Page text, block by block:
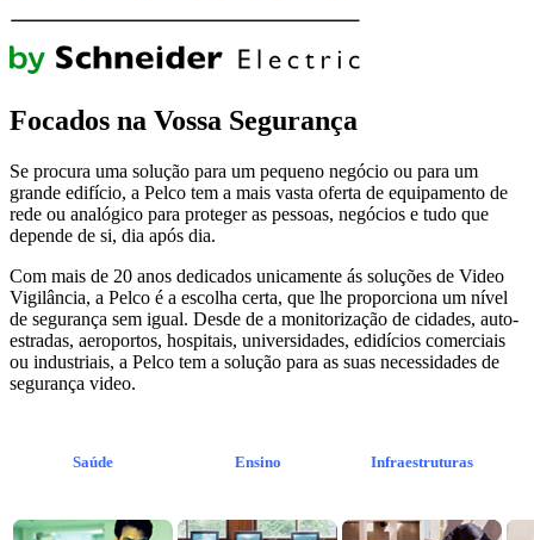
Focados na Vossa Segurança
Se procura uma solução para um pequeno negócio ou para um
grande edifício, a Pelco tem a mais vasta oferta de equipamento de
rede ou analógico para proteger as pessoas, negócios e tudo que
depende de si, dia após dia.
Com mais de 20 anos dedicados unicamente ás soluções de Video
Vigilância, a Pelco é a escolha certa, que lhe proporciona um nível
de segurança sem igual. Desde de a monitorização de cidades, auto-
estradas, aeroportos, hospitais, universidades, edidícios comerciais
ou industriais, a Pelco tem a solução para as suas necessidades de
segurança video.
Saúde Ensino Infraestruturas